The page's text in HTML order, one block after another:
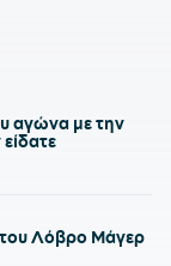
αγώνα με την
Λόβρο Μάγερ